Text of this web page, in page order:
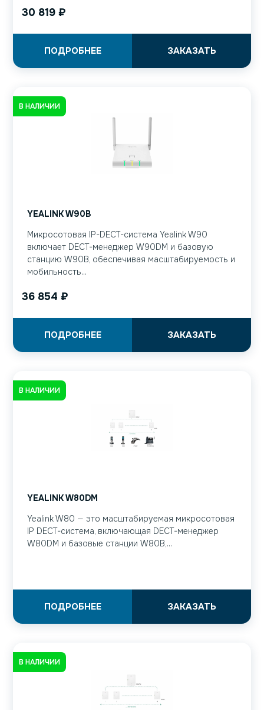
30 819 ₽
ЗАКАЗАТЬ
ПОДРОБНЕЕ
В НАЛИЧИИ
YEALINK W90B
Микросотовая IP-DECT-система Yealink W90
включает DECT-менеджер W90DM и базовую
станцию W90B, обеспечивая масштабируемость и
мобильность...
36 854 ₽
ЗАКАЗАТЬ
ПОДРОБНЕЕ
В НАЛИЧИИ
YEALINK W80DM
Yealink W80 — это масштабируемая микросотовая
IP DECT-система, включающая DECT-менеджер
W80DM и базовые станции W80B,...
ЗАКАЗАТЬ
ПОДРОБНЕЕ
В НАЛИЧИИ